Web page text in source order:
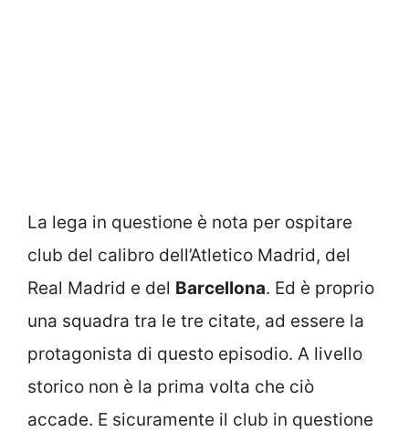
La lega in questione è nota per ospitare
club del calibro dell’Atletico Madrid, del
Real Madrid e del Barcellona. Ed è proprio
una squadra tra le tre citate, ad essere la
protagonista di questo episodio. A livello
storico non è la prima volta che ciò
accade. E sicuramente il club in questione